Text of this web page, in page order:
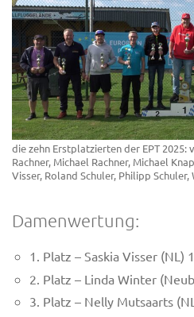
die zehn Erstplatzierten der EPT 2025:
Rachner, Michael Rachner, Michael
Visser, Roland Schuler, Philipp
Damenwertung:
1. Platz – Saskia Visser (NL)
2. Platz – Linda Winter
3. Platz – Nelly Mutsaarts